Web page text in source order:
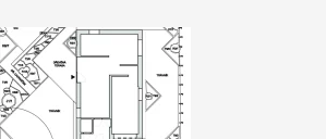
Zobrazit